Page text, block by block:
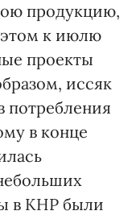
продукцию,
к июлю
проекты
иссяк
потребления
в конце
в КНР были